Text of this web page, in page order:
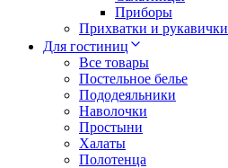
Приборы
Прихватки и рукавички
Для гостиниц
Все товары
Постельное белье
Пододеяльники
Наволочки
Простыни
Халаты
Полотенца